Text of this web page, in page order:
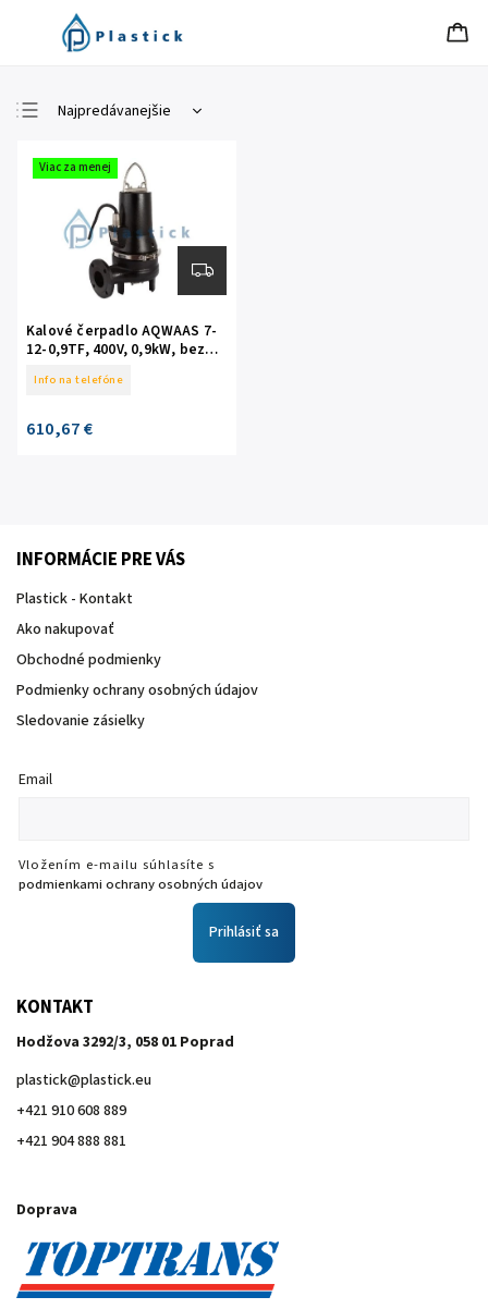
Najpredávanejšie
Najdrahšie
Abecedne
Viac za menej
Kalové čerpadlo AQWAAS 7-
12-0,9TF, 400V, 0,9kW, bez
Info na telefóne
610,67 €
INFORMÁCIE PRE VÁS
Plastick - Kontakt
Ako nakupovať
Obchodné podmienky
Podmienky ochrany osobných údajov
Sledovanie zásielky
Email
Vložením e-mailu súhlasíte s
podmienkami ochrany osobných údajov
Prihlásiť sa
KONTAKT
Hodžova 3292/3, 058 01 Poprad
plastick@plastick.eu
+421 910 608 889
+421 904 888 881
Doprava